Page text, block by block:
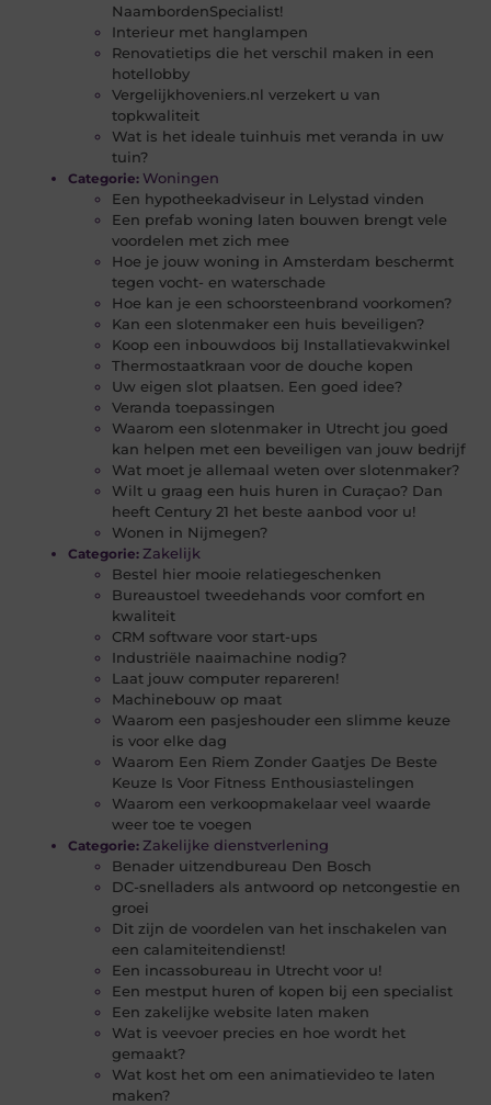
NaambordenSpecialist!
Interieur met hanglampen
Renovatietips die het verschil maken in een
hotellobby
Vergelijkhoveniers.nl verzekert u van
topkwaliteit
Wat is het ideale tuinhuis met veranda in uw
tuin?
Categorie: Woningen
Een hypotheekadviseur in Lelystad vinden
Een prefab woning laten bouwen brengt vele
voordelen met zich mee
Hoe je jouw woning in Amsterdam beschermt
tegen vocht- en waterschade
Hoe kan je een schoorsteenbrand voorkomen?
Kan een slotenmaker een huis beveiligen?
Koop een inbouwdoos bij Installatievakwinkel
Thermostaatkraan voor de douche kopen
Uw eigen slot plaatsen. Een goed idee?
Veranda toepassingen
Waarom een slotenmaker in Utrecht jou goed
kan helpen met een beveiligen van jouw bedrijf
Wat moet je allemaal weten over slotenmaker?
Wilt u graag een huis huren in Curaçao? Dan
heeft Century 21 het beste aanbod voor u!
Wonen in Nijmegen?
Categorie: Zakelijk
Bestel hier mooie relatiegeschenken
Bureaustoel tweedehands voor comfort en
kwaliteit
CRM software voor start-ups
Industriële naaimachine nodig?
Laat jouw computer repareren!
Machinebouw op maat
Waarom een pasjeshouder een slimme keuze
is voor elke dag
Waarom Een Riem Zonder Gaatjes De Beste
Keuze Is Voor Fitness Enthousiastelingen
Waarom een verkoopmakelaar veel waarde
weer toe te voegen
Categorie: Zakelijke dienstverlening
Benader uitzendbureau Den Bosch
DC-snelladers als antwoord op netcongestie en
groei
Dit zijn de voordelen van het inschakelen van
een calamiteitendienst!
Een incassobureau in Utrecht voor u!
Een mestput huren of kopen bij een specialist
Een zakelijke website laten maken
Wat is veevoer precies en hoe wordt het
gemaakt?
Wat kost het om een animatievideo te laten
maken?